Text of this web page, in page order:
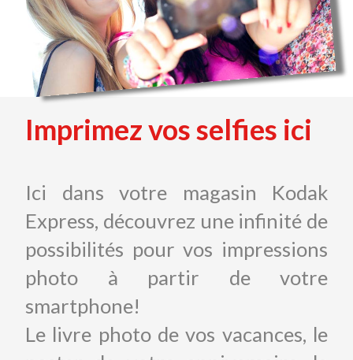
Imprimez vos selfies ici
Ici dans votre magasin Kodak
Express, découvrez une infinité de
possibilités pour vos impressions
photo à partir de votre
smartphone!
Le livre photo de vos vacances, le